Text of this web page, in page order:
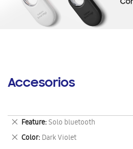
Accesorios
Feature Solo bluetooth
Eliminar
este
artículo
Color Dark Violet
Eliminar